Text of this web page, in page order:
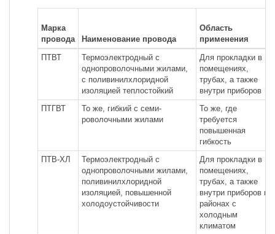
Марка
провода
Наименование провода
Область
применения
ПТВТ
Термоэлектродный с
однопроволочными жилами,
с поливинилхлоридной
изоляцией теплостойкий
Для прокладки в
помещениях,
трубах, а также
внутри приборов
ПТГВТ
То же, гибкий с семи-
роволочными жилами
То же, где
требуется
повышенная
гибкость
ПТВ-ХЛ
Термоэлектродный с
однопроволочными жилами,
поливинилхлоридной
изоляцией, повышенной
холодоустойчивости
Для прокладки в
помещениях,
трубах, а также
внутри приборов в
районах с
холодным
климатом